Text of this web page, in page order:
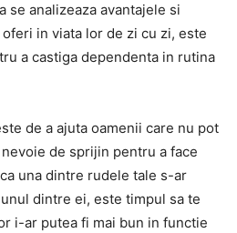
se analizeaza avantajele si
in viata lor de zi cu zi, este
a castiga dependenta in rutina
de a ajuta oamenii care nu pot
de sprijin pentru a face
una dintre rudele tale s-ar
dintre ei, este timpul sa te
i-ar putea fi mai bun in functie